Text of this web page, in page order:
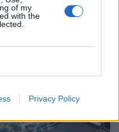
of my
with the
Privacy Policy
παρουσίασαν τη λύση
Make Future 2026, μίας